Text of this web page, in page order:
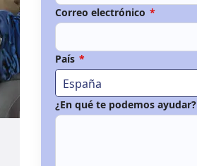
Correo electrónico *
País *
España
¿En qué te podemos ayudar?